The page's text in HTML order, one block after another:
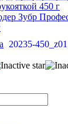
Зубр
20235-450_z01